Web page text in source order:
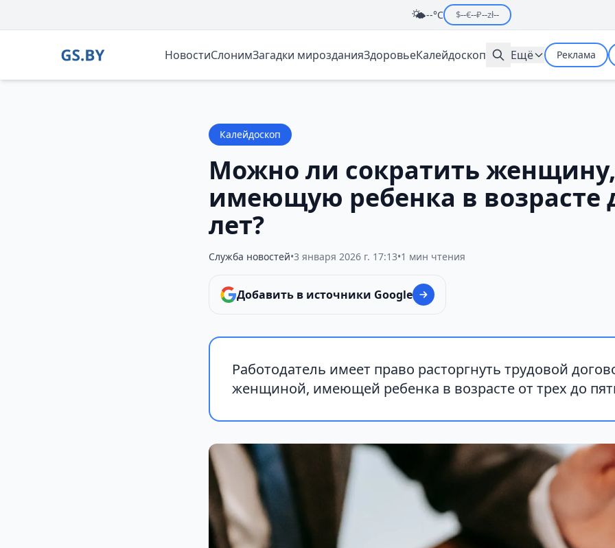
🌤️--°C $--€--₽--zł--
НовостиСлонимЗагадки мирозданияЗдоровьеКалейдоскоп Ещё Реклама
Калейдоскоп
Можно ли сократить женщину,
имеющую ребенка в возрасте
лет?
Служба новостей•3 января 2026 г. 17:13•1 мин чтения
Добавить в источники Google
Работодатель имеет право расторгнуть трудовой
женщиной, имеющей ребенка в возрасте от трех до